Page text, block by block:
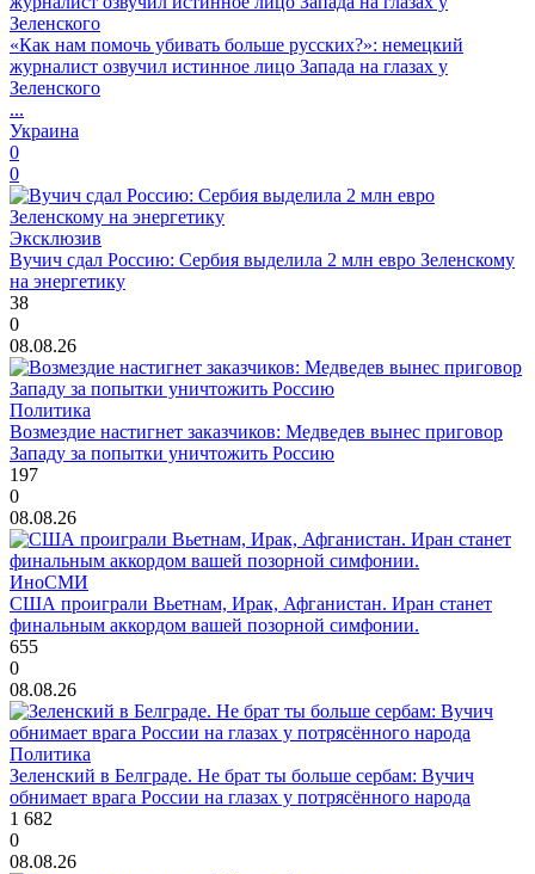
«Как нам помочь убивать больше русских?»: немецкий
журналист озвучил истинное лицо Запада на глазах у
Зеленского
...
Украина
0
0
Эксклюзив
Вучич сдал Россию: Сербия выделила 2 млн евро Зеленскому
на энергетику
38
0
08.08.26
Политика
Возмездие настигнет заказчиков: Медведев вынес приговор
Западу за попытки уничтожить Россию
197
0
08.08.26
ИноСМИ
США проиграли Вьетнам, Ирак, Афганистан. Иран станет
финальным аккордом вашей позорной симфонии.
655
0
08.08.26
Политика
Зеленский в Белграде. Не брат ты больше сербам: Вучич
обнимает врага России на глазах у потрясённого народа
1 682
0
08.08.26